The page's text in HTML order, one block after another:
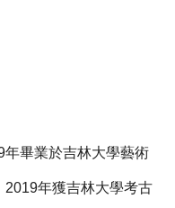
年畢業於吉林大學藝術
2019年獲吉林大學考古